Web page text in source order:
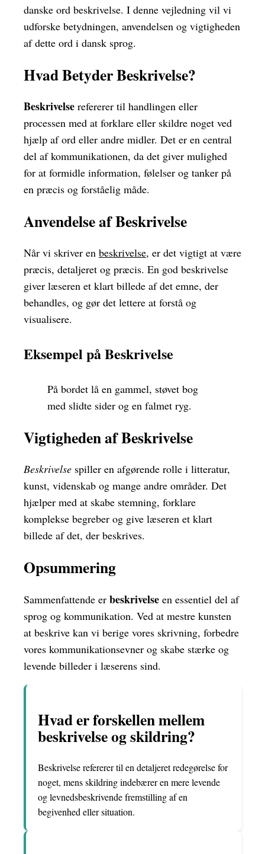
danske ord beskrivelse. I denne vejledning vil vi
udforske betydningen, anvendelsen og vigtigheden
af dette ord i dansk sprog.
Hvad Betyder Beskrivelse?
Beskrivelse refererer til handlingen eller
processen med at forklare eller skildre noget ved
hjælp af ord eller andre midler. Det er en central
del af kommunikationen, da det giver mulighed
for at formidle information, følelser og tanker på
en præcis og forståelig måde.
Anvendelse af Beskrivelse
Når vi skriver en beskrivelse, er det vigtigt at være
præcis, detaljeret og præcis. En god beskrivelse
giver læseren et klart billede af det emne, der
behandles, og gør det lettere at forstå og
visualisere.
Eksempel på Beskrivelse
På bordet lå en gammel, støvet bog
med slidte sider og en falmet ryg.
Vigtigheden af Beskrivelse
Beskrivelse spiller en afgørende rolle i litteratur,
kunst, videnskab og mange andre områder. Det
hjælper med at skabe stemning, forklare
komplekse begreber og give læseren et klart
billede af det, der beskrives.
Opsummering
Sammenfattende er beskrivelse en essentiel del af
sprog og kommunikation. Ved at mestre kunsten
at beskrive kan vi berige vores skrivning, forbedre
vores kommunikationsevner og skabe stærke og
levende billeder i læserens sind.
Hvad er forskellen mellem
beskrivelse og skildring?
Beskrivelse refererer til en detaljeret redegørelse for
noget, mens skildring indebærer en mere levende
og levnedsbeskrivende fremstilling af en
begivenhed eller situation.